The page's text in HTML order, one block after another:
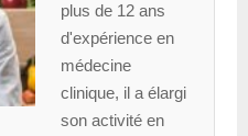
plus de 12 ans
d'expérience en
médecine
clinique, il a élargi
son activité en